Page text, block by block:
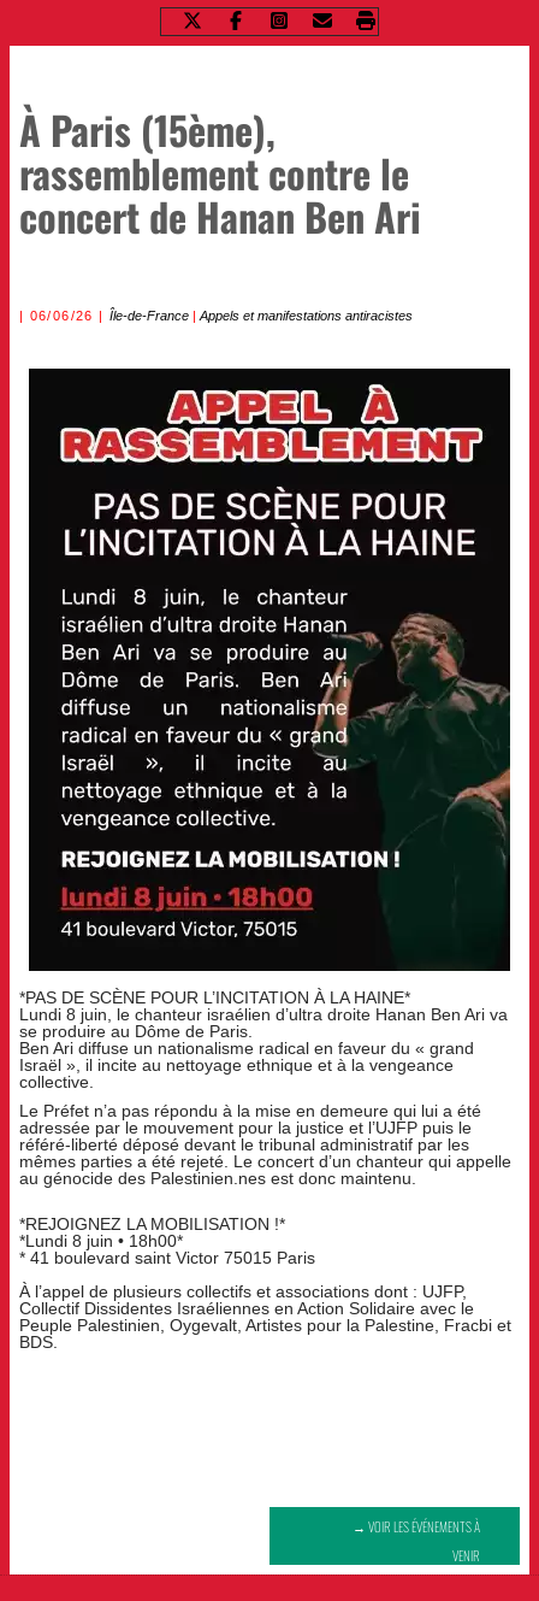
À Paris (15ème),
rassemblement contre le
concert de Hanan Ben Ari
06/06/26 Île-de-France| Appels et manifestations antiracistes
*PAS DE SCÈNE POUR L’INCITATION À LA HAINE*
Lundi 8 juin, le chanteur israélien d’ultra droite Hanan Ben Ari va
se produire au Dôme de Paris.
Ben Ari diffuse un nationalisme radical en faveur du « grand
Israël », il incite au nettoyage ethnique et à la vengeance
collective.
Le Préfet n’a pas répondu à la mise en demeure qui lui a été
adressée par le mouvement pour la justice et l’UJFP puis le
référé-liberté déposé devant le tribunal administratif par les
mêmes parties a été rejeté. Le concert d’un chanteur qui appelle
au génocide des Palestinien.nes est donc maintenu.
*REJOIGNEZ LA MOBILISATION !*
*Lundi 8 juin • 18h00*
* 41 boulevard saint Victor 75015 Paris
À l’appel de plusieurs collectifs et associations dont : UJFP,
Collectif Dissidentes Israéliennes en Action Solidaire avec le
Peuple Palestinien, Oygevalt, Artistes pour la Palestine, Fracbi et
BDS.
→ VOIR LES ÉVÉNEMENTS À
VENIR
Navigation